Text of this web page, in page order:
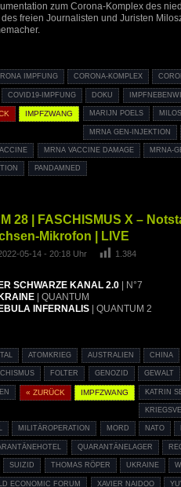
zum Corona-Komplex des
freien Journalisten und Juristen
IMPFUNG CORONA-KOMPLEX
COVID19-IMPFUNG DOKU
IMPFZWANG MARIJN POELS
MRNA GEN-INJEKTION
MRNA VACCINE DAMAGE MRNA-
PANDAMNED
28 | FASCHISMUS X –
Mikrofon | LIVE
05-14 - 20:18 Uhr 1.384
SCHWARZE KANAL 2.0| N°7
| QUANTUM
INFERNALIS| QUANTUM 2
ATOMKRIEG AUSTRALIEN CHINA
FOLTER GENOZID GEWALT
« ZURÜCK IMPFZWANG KATRIN
MILITÄROPERATION MORD NATO
QUARANTÄNELAGER
SUIZID THOMAS RÖPER UKRAINE
ECONOMIC FORUM XAVIER NAIDOO